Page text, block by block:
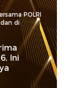
POLRI
di
Ini